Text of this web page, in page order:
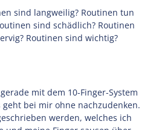
sind langweilig? Routinen tun
sind schädlich? Routinen
Routinen sind wichtig?
mit dem 10-Finger-System
bei mir ohne nachzudenken.
werden, welches ich